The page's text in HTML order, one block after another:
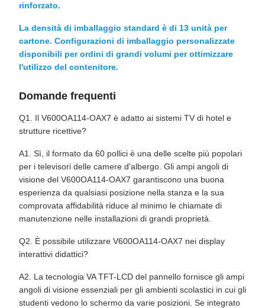
rinforzato.
La densità di imballaggio standard è di 13 unità per
cartone. Configurazioni di imballaggio personalizzate
disponibili per ordini di grandi volumi per ottimizzare
l'utilizzo del contenitore.
Domande frequenti
Q1. Il V600OA114-OAX7 è adatto ai sistemi TV di hotel e
strutture ricettive?
A1. Sì, il formato da 60 pollici è una delle scelte più popolari
per i televisori delle camere d'albergo. Gli ampi angoli di
visione del V600OA114-OAX7 garantiscono una buona
esperienza da qualsiasi posizione nella stanza e la sua
comprovata affidabilità riduce al minimo le chiamate di
manutenzione nelle installazioni di grandi proprietà.
Q2. È possibile utilizzare V600OA114-OAX7 nei display
interattivi didattici?
A2. La tecnologia VA TFT-LCD del pannello fornisce gli ampi
angoli di visione essenziali per gli ambienti scolastici in cui gli
studenti vedono lo schermo da varie posizioni. Se integrato